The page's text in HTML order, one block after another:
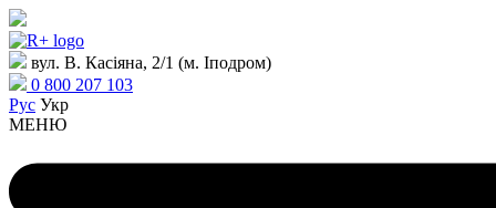
вул. В. Касіяна, 2/1 (м. Іподром)
0 800 207 103
Рус Укр
МЕНЮ